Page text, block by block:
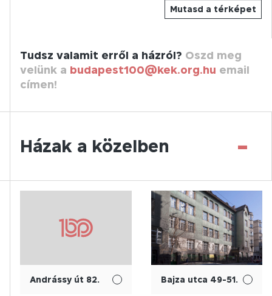
Mutasd a térképet
Tudsz valamit erről a házról? Oszd meg
velünk a budapest100@kek.org.hu email
címen!
Házak a közelben -
Andrássy út 82. Bajza utca 49-51.